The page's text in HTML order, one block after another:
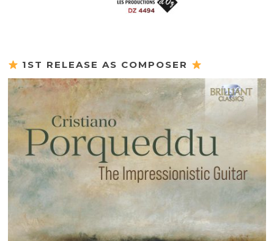
1ST RELEASE AS COMPOSER